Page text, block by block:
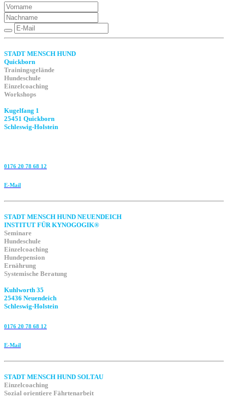
STADT MENSCH HUND
Quickborn
Trainingsgelände
Hundeschule
Einzelcoaching
Workshops
Kugelfang 1
25451 Quickborn
Schleswig-Holstein
0176 20 78 68 12
E-Mail
STADT MENSCH HUND NEUENDEICH
INSTITUT FÜR KYNOGOGIK®
Seminare
Hundeschule
Einzelcoaching
Hundepension
Ernährung
Systemische Beratung
Kuhlworth 35
25436 Neuendeich
Schleswig-Holstein
0176 20 78 68 12
E-Mail
STADT MENSCH HUND SOLTAU
Einzelcoaching
Sozial orientiere Fährtenarbeit